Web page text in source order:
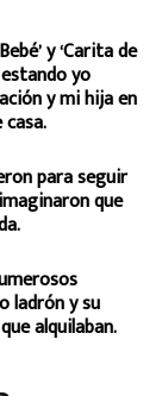
y ‘Carita de
yo
y mi hija en
para seguir
que
ladrón y su
alquilaban.